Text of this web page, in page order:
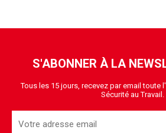
S'ABONNER À LA
Tous les 15 jours, recevez par email toute
Sécurité au Travail.